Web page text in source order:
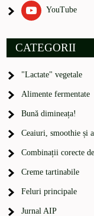
YouTube
CATEGORII
"Lactate" vegetale
Alimente fermentate
Bună dimineața!
Ceaiuri, smoothie și
Combinații corecte
Creme tartinabile
Feluri principale
Jurnal AIP